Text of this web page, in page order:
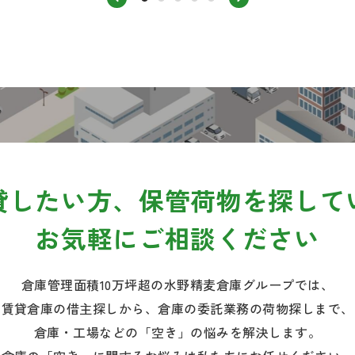
したい方、保管荷物を探して
お気軽にご相談ください
倉庫管理面積10万坪超の水野精麦倉庫グループでは、
賃貸倉庫の借主探しから、倉庫の委託業務の荷物探しまで、
倉庫・工場などの「空き」の悩みを解決します。